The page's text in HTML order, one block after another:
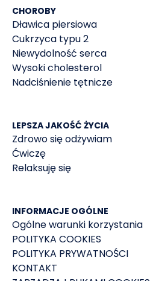
CHOROBY
Dławica piersiowa
Cukrzyca typu 2
Niewydolność serca
Wysoki cholesterol
Nadciśnienie tętnicze
LEPSZA JAKOŚĆ ŻYCIA
Zdrowo się odżywiam
Ćwiczę
Relaksuję się
INFORMACJE OGÓLNE
Ogólne warunki korzystania
POLITYKA COOKIES
POLITYKA PRYWATNOŚCI
KONTAKT